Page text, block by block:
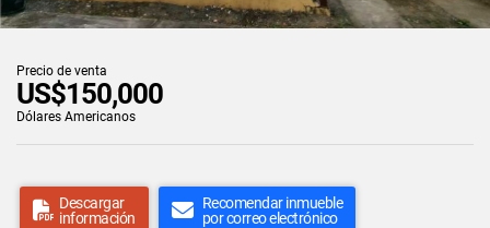
Precio de venta
US$150,000
Dólares Americanos
Descargar
información
Recomendar inmueble
por correo electrónico